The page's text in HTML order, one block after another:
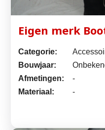
Eigen merk
Categorie:
Bouwjaar:
Afmetingen:
-
Materiaal:
-